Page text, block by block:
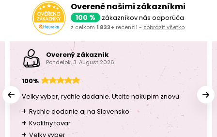
Overené našimi zákazníkmi
100 % zákazníkov nás odporúča
z celkom 1 833+ recenzií - zobraziť všetko
Overený zákazník
Pondelok, 3. August 2026
100%
Velky vyber, rychle dodanie. Utcite nakupim znovu
+ Rychle dodanie aj na Slovensko
+ Kvalitny tovar
+ Velky vyber